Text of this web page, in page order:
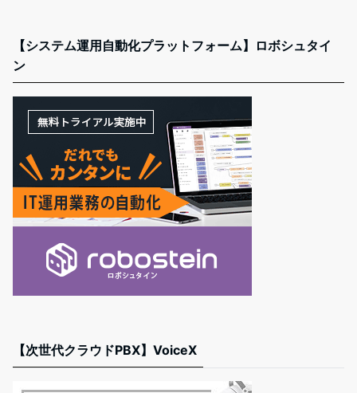
【システム運用自動化プラットフォーム】ロボシュタイ
ン
【次世代クラウドPBX】VoiceX